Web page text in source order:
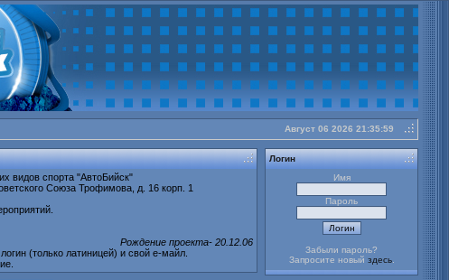
Август 06 2026 21:35:59
buy
cheap
видов спорта "АвтоБийск"
Союза Трофимова, д. 16 корп. 1
Рождение проекта- 20.12.06
(только латиницей) и свой е-майл.
Логин
Имя
Пароль
Забыли пароль?
Запросите новый здесь.